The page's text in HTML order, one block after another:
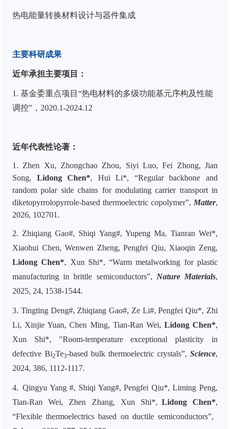
热电能量转换材料设计与器件集成
主要科研成果
近年承担主要项目：
1. 基金委重点项目“热电材料的多级功能基元序构及性能
调控”， 2020.1-2024.12
近年代表性论著：
1. Zhen Xu, Zhongchao Zhou, Siyi Luo, Fei Zhong, Jian
Song, Lidong Chen*, Hui Li*, “Regular backbone and
random polar side chains for modulating carrier transport in
diketopyrrolopyrrole-based thermoelectric copolymer”, Matter,
2026, 102701.
2. Zhiqiang Gao#, Shiqi Yang#, Yupeng Ma, Tianran Wei*,
Xiaohui Chen, Wenwen Zheng, Pengfei Qiu, Xiaoqin Zeng,
Lidong Chen*, Xun Shi*, “Warm metalworking for plastic
manufacturing in brittle semiconductors”, Nature Materials,
2025, 24, 1538-1544.
3. Tingting Deng#, Zhiqiang Gao#, Ze Li#, Pengfei Qiu*, Zhi
Li, Xinjie Yuan, Chen Ming, Tian-Ran Wei, Lidong Chen*,
Xun Shi*, "Room-temperature exceptional plasticity in
defective Bi2Te3-based bulk thermoelectric crystals”, Science,
2024, 386, 1112-1117.
4. Qingyu Yang #, Shiqi Yang#, Pengfei Qiu*, Liming Peng,
Tian-Ran Wei, Zhen Zhang, Xun Shi*, Lidong Chen*,
“Flexible thermoelectrics based on ductile semiconductors”,